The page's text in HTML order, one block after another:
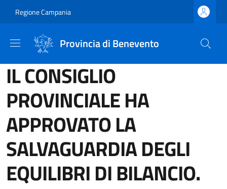
Regione Campania
Provincia di Benevento
IL CONSIGLIO
PROVINCIALE HA
APPROVATO LA
SALVAGUARDIA DEGLI
EQUILIBRI DI BILANCIO.